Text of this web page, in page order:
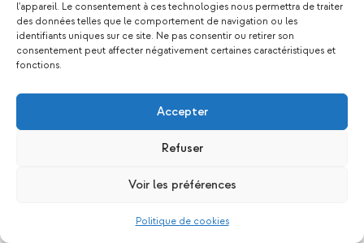
l'appareil. Le consentement à ces technologies nous permettra de traiter
des données telles que le comportement de navigation ou les
identifiants uniques sur ce site. Ne pas consentir ou retirer son
consentement peut affecter négativement certaines caractéristiques et
fonctions.
Accepter
Refuser
Voir les préférences
Politique de cookies